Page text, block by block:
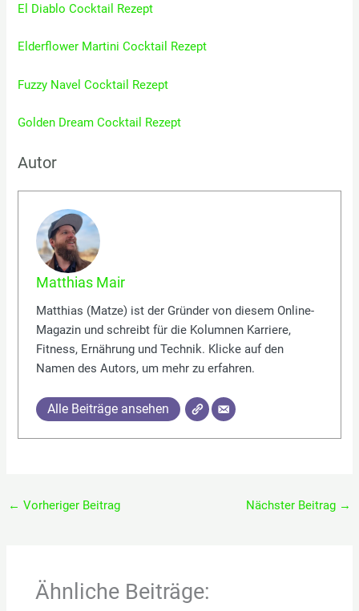
El Diablo Cocktail Rezept
Elderflower Martini Cocktail Rezept
Fuzzy Navel Cocktail Rezept
Golden Dream Cocktail Rezept
Autor
Matthias Mair
Matthias (Matze) ist der Gründer von diesem Online-
Magazin und schreibt für die Kolumnen Karriere,
Fitness, Ernährung und Technik. Klicke auf den
Namen des Autors, um mehr zu erfahren.
Alle Beiträge ansehen
← Vorheriger Beitrag Nächster Beitrag →
Ähnliche Beiträge: